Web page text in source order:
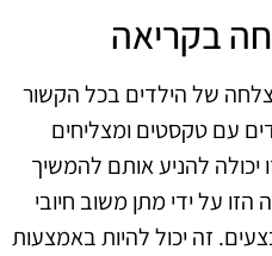
בקריאה
של הילדים בכל הקשור
עם טקסטים ומצליחים
להניע אותם להמשיך
על ידי מתן משוב חיובי
זה יכול להיות באמצעות